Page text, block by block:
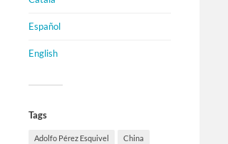
Español
English
Tags
Adolfo Pérez Esquivel China